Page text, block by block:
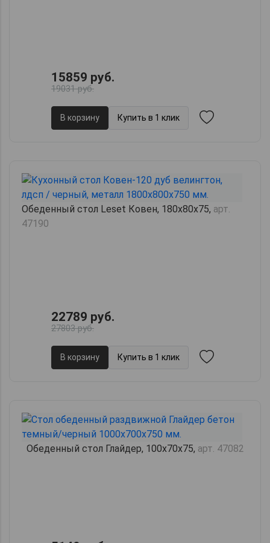
15859 руб.
19031 руб.
В корзину Купить в 1 клик
Обеденный стол Leset Ковен, 180х80х75, арт.
47190
22789 руб.
27803 руб.
В корзину Купить в 1 клик
Обеденный стол Глайдер, 100х70х75, арт. 47082